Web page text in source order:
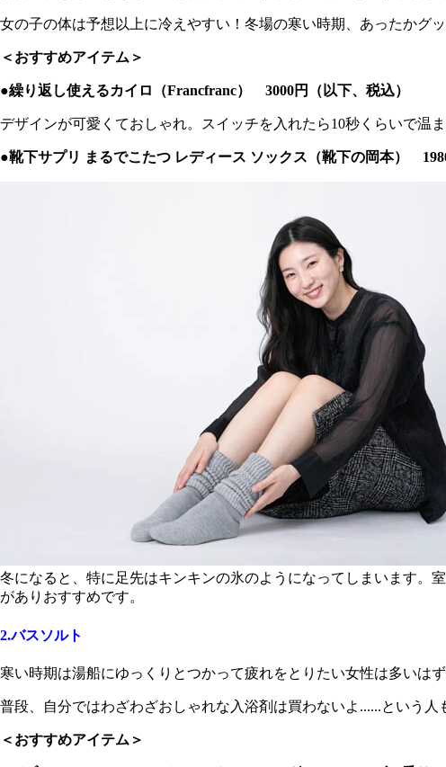
女の子の体は予想以上に冷えやすい！冬場の寒い時期、あったかグ
＜おすすめアイテム＞
●繰り返し使えるカイロ（Francfranc） 3000円（以下、税込）
デザインが可愛くておしゃれ。スイッチを入れたら10秒くらいで温
●靴下サプリ まるでこたつ レディース ソックス（靴下の岡本）
冬になると、特に足先はキンキンの氷のようになってしまいます。
がありおすすめです。
2.バスソルト
寒い時期は湯船にゆっくりとつかって疲れをとりたい女性は多いはず
普段、自分ではわざわざおしゃれな入浴剤は買わないよ......という
＜おすすめアイテム＞